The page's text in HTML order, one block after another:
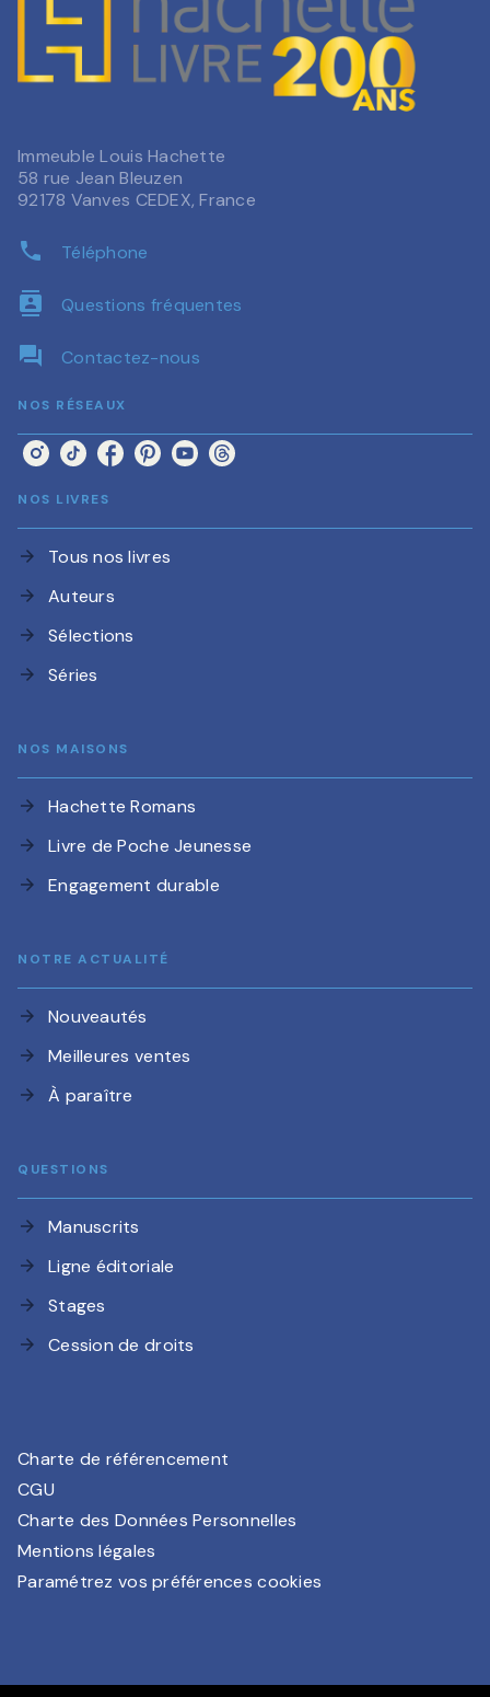
Immeuble Louis Hachette
58 rue Jean Bleuzen
92178 Vanves CEDEX, France
phone Téléphone
contacts Questions fréquentes
question_answer Contactez-nous
NOS RÉSEAUX
NOS LIVRES
arrow_forward Tous nos livres
arrow_forward Auteurs
arrow_forward Sélections
arrow_forward Séries
NOS MAISONS
arrow_forward Hachette Romans
arrow_forward Livre de Poche Jeunesse
arrow_forward Engagement durable
NOTRE ACTUALITÉ
arrow_forward Nouveautés
arrow_forward Meilleures ventes
arrow_forward À paraître
QUESTIONS
arrow_forward Manuscrits
arrow_forward Ligne éditoriale
arrow_forward Stages
arrow_forward Cession de droits
Charte de référencement
CGU
Charte des Données Personnelles
Mentions légales
Paramétrez vos préférences cookies